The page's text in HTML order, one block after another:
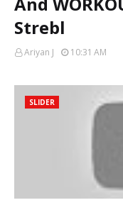
Strebl
Ariyan J 10:31 AM
SLIDER